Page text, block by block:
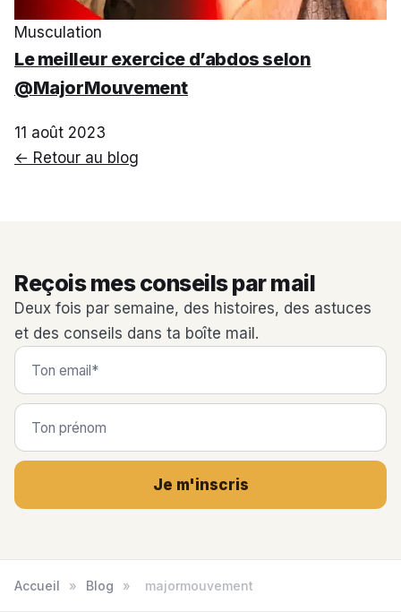
Musculation
Le meilleur exercice d’abdos selon
@MajorMouvement
11 août 2023
← Retour au blog
Reçois mes conseils par mail
Deux fois par semaine, des histoires, des astuces
et des conseils dans ta boîte mail.
Je m'inscris
Accueil » Blog » majormouvement